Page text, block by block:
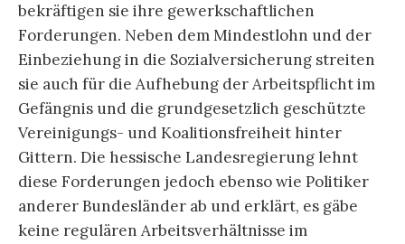
bekräftigen sie ihre gewerkschaftlichen
Forderungen. Neben dem Mindestlohn und der
Einbeziehung in die Sozialversicherung streiten
sie auch für die Aufhebung der Arbeitspflicht im
Gefängnis und die grundgesetzlich geschützte
Vereinigungs- und Koalitionsfreiheit hinter
Gittern. Die hessische Landesregierung lehnt
diese Forderungen jedoch ebenso wie Politiker
anderer Bundesländer ab und erklärt, es gäbe
keine regulären Arbeitsverhältnisse im